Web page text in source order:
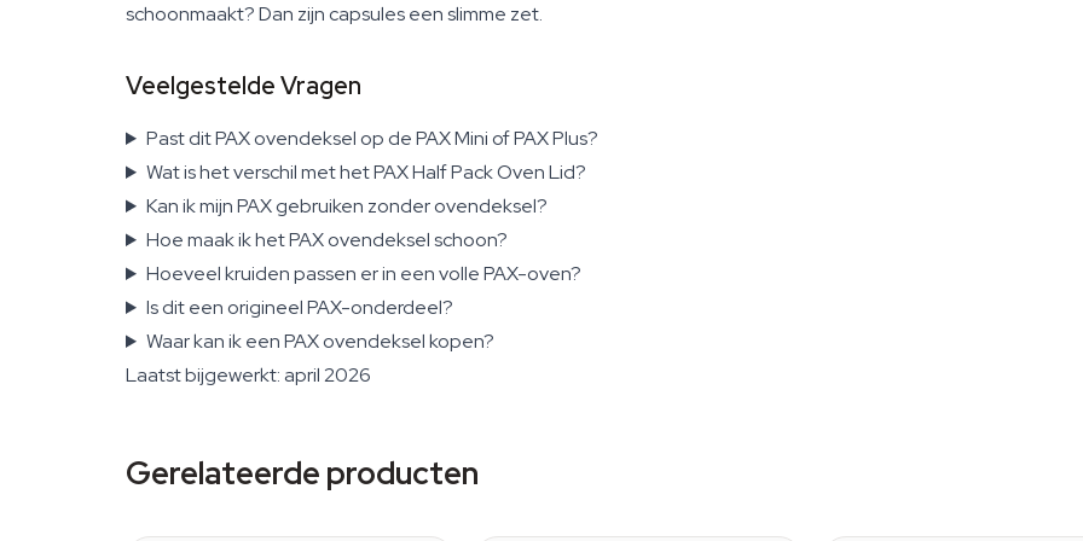
schoonmaakt? Dan zijn capsules een slimme zet.
Veelgestelde Vragen
Past dit PAX ovendeksel op de PAX Mini of PAX Plus?
Wat is het verschil met het PAX Half Pack Oven Lid?
Kan ik mijn PAX gebruiken zonder ovendeksel?
Hoe maak ik het PAX ovendeksel schoon?
Hoeveel kruiden passen er in een volle PAX-oven?
Is dit een origineel PAX-onderdeel?
Waar kan ik een PAX ovendeksel kopen?
Laatst bijgewerkt: april 2026
Gerelateerde producten